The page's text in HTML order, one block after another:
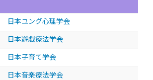
日本ユング心理学会
日本遊戯療法学会
日本子育て学会
日本音楽療法学会